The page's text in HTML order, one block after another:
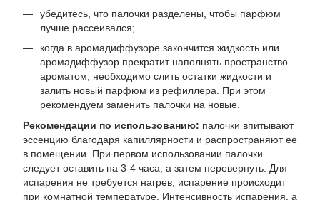
убедитесь, что палочки разделены, чтобы парфюм
лучше рассеивался;
когда в аромадиффузоре закончится жидкость или
аромадиффузор прекратит наполнять пространство
ароматом, необходимо слить остатки жидкости и
залить новый парфюм из рефиллера. При этом
рекомендуем заменить палочки на новые.
Рекомендации по использованию: палочки впитывают
эссенцию благодаря капиллярности и распространяют ее
в помещении. При первом использовании палочки
следует оставить на 3-4 часа, а затем перевернуть. Для
испарения не требуется нагрев, испарение происходит
при комнатной температуре. Интенсивность испарения, а